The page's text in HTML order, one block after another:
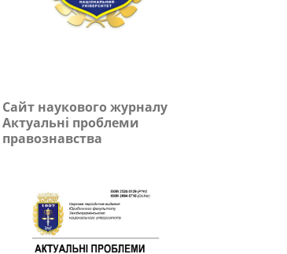
Сайт наукового журналу
Актуальні проблеми
правознавства